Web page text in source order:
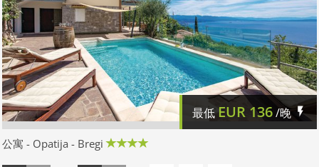
最低EUR 136/晚
公寓 - Opatija - Bregi